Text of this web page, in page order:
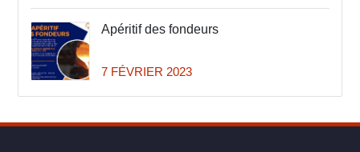
Apéritif des fondeurs
7 FÉVRIER 2023